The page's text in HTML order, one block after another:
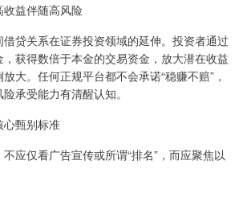
益伴随高风险
贷关系在证券投资领域的延伸。投资者通过
获得数倍于本金的交易资金，放大潜在收益
大。任何正规平台都不会承诺“稳赚不赔”，
承受能力有清醒认知。
甄别标准
应仅看广告宣传或所谓“排名”，而应聚焦以